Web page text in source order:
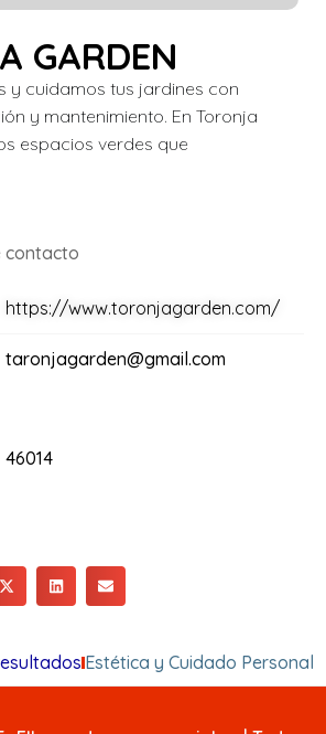
GARDEN
y cuidamos tus jardines con
y mantenimiento. En Toronja
espacios verdes que
contacto
https://www.toronjagarden.com/
taronjagarden@gmail.com
46014
Estética y Cuidado Personal